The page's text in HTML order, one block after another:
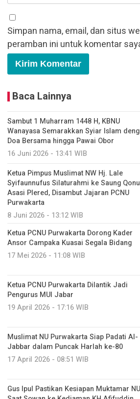
Simpan nama, email, dan situs
peramban ini untuk komentar
Baca Lainnya
Sambut 1 Muharram 1448 H, KBNU
Wanayasa Semarakkan Syiar Islam
Doa Bersama hingga Pawai Obor
16 Juni 2026 - 13:41 WIB
Ketua Pimpus Muslimat NW Hj. Lale
Syifaunnufus Silaturahmi ke Saung
Asasi Plered, Disambut Jajaran PCNU
Purwakarta
8 Juni 2026 - 13:12 WIB
Ketua PCNU Purwakarta Dorong Kader
Ansor Campaka Kuasai Segala Bidang
17 Mei 2026 - 11:08 WIB
Ketua PCNU Purwakarta Dilantik Jadi
Pengurus MUI Jabar
19 April 2026 - 17:16 WIB
Muslimat NU Purwakarta Siap Padati Al-
Jabbar dalam Puncak Harlah ke-80
17 April 2026 - 08:51 WIB
Gus Ipul Pastikan Kesiapan Muktamar NU